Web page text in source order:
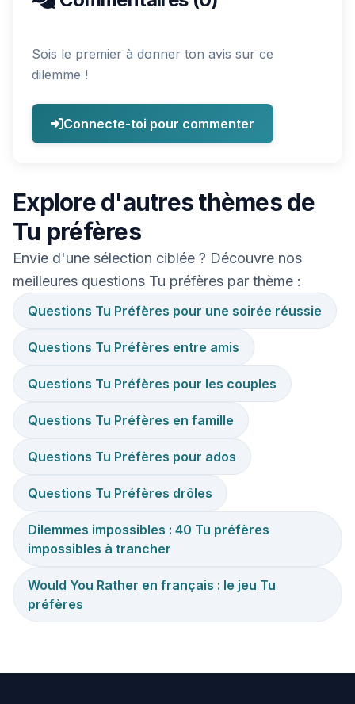
Sois le premier à donner ton avis sur ce
dilemme !
Connecte-toi pour commenter
Explore d'autres thèmes de
Tu préfères
Envie d'une sélection ciblée ? Découvre nos
meilleures questions Tu préfères par thème :
Questions Tu Préfères pour une soirée réussie
Questions Tu Préfères entre amis
Questions Tu Préfères pour les couples
Questions Tu Préfères en famille
Questions Tu Préfères pour ados
Questions Tu Préfères drôles
Dilemmes impossibles : 40 Tu préfères
impossibles à trancher
Would You Rather en français : le jeu Tu
préfères